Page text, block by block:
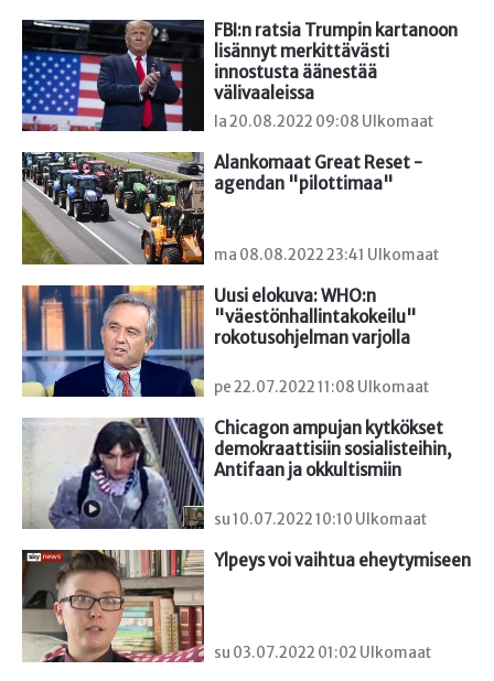
FBI:n ratsia Trumpin kartanoon
lisännyt merkittävästi
innostusta äänestää
välivaaleissa
la 20.08.2022 09:08 Ulkomaat
Alankomaat Great Reset -
agendan "pilottimaa"
ma 08.08.2022 23:41 Ulkomaat
Uusi elokuva: WHO:n
"väestönhallintakokeilu"
rokotusohjelman varjolla
pe 22.07.2022 11:08 Ulkomaat
Chicagon ampujan kytkökset
demokraattisiin sosialisteihin,
Antifaan ja okkultismiin
su 10.07.2022 10:10 Ulkomaat
Ylpeys voi vaihtua eheytymiseen
su 03.07.2022 01:02 Ulkomaat